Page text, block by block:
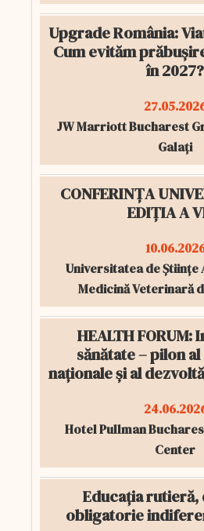
Upgrade România:
Cum evităm
în 2027?
JW Marriott Bucharest
Galați
CONFERINȚA
EDIȚIA A
Universitatea de Științe
Medicină Veterinară
HEALTH FORUM:
sănătate – pilon
naționale și al
Hotel Pullman
Center
Educația rutieră,
obligatorie